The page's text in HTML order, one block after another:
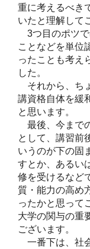
重に考えるべき
いたと理解して
3つ目のポツで
ことなどを単位
ったことも考え
した。
それから、ち
講資格自体を緩
と思います。
最後、今まで
として、講習前
いうのが下の固
すとか、あるい
修を受けるなど
質・能力の高め
ったかと思って
大学の関与の重
ございます。
一番下は、社